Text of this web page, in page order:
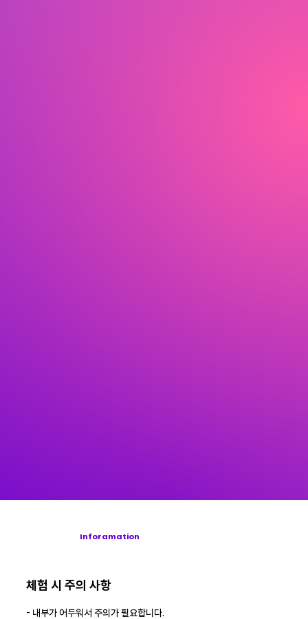
Inforamation
체험 시 주의 사항
- 내부가 어두워서 주의가 필요합니다.